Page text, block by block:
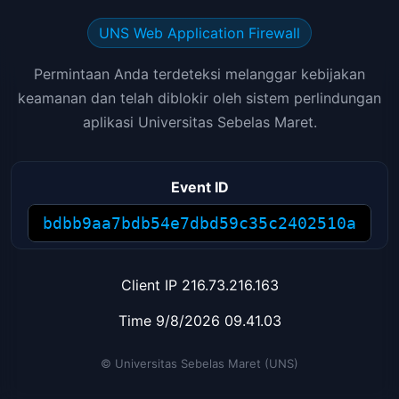
UNS Web Application Firewall
Permintaan Anda terdeteksi melanggar kebijakan
keamanan dan telah diblokir oleh sistem perlindungan
aplikasi Universitas Sebelas Maret.
Event ID
bdbb9aa7bdb54e7dbd59c35c2402510a
Client IP 216.73.216.163
Time 9/8/2026 09.41.03
© Universitas Sebelas Maret (UNS)